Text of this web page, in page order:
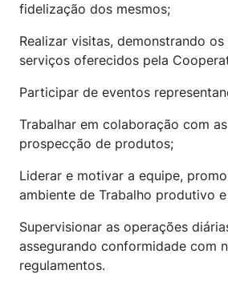
fidelização dos mesmos;
Realizar visitas, demonstrando
serviços oferecidos pela
Participar de eventos
Trabalhar em colaboração com
prospecção de produtos;
Liderar e motivar a equipe,
ambiente de Trabalho produtivo
Supervisionar as operações
assegurando conformidade com
regulamentos.